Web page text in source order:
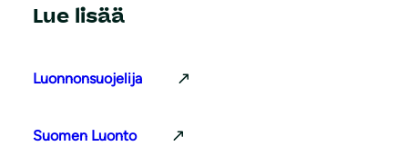
Lue lisää
Luonnonsuojelija
Suomen Luonto